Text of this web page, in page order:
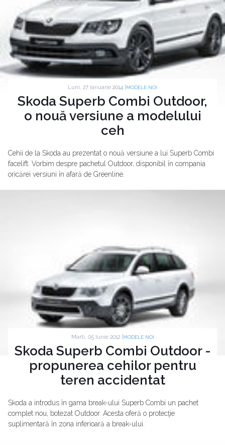
Luni, 27 Ianuarie 2014 | MODELE NOI
Skoda Superb Combi Outdoor,
o nouă versiune a modelului
ceh
Cehii de la Skoda au prezentat o nouă versiune a lui Superb Combi
facelift. Vorbim despre pachetul Outdoor, disponibil în compania
oricărei versiuni în afară de Greenline.
Marti, 05 Iunie 2012 | MODELE NOI
Skoda Superb Combi Outdoor -
propunerea cehilor pentru
teren accidentat
Skoda a introdus în gama break-ului Superb Combi un pachet
complet nou, botezat Outdoor. Acesta oferă o protecţie
suplimentară în zona inferioară a break-ului.